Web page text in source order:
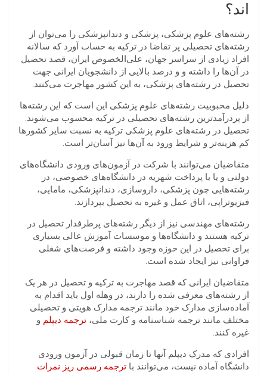
اند؟
رشته‌های علوم پزشکی، پزشکی و دندانپزشکی را می‌توان از
رشتههای تحصیلی پر تقاضا در ترکیه به حساب آورد که سالانه
افراد زیادی از سراسر جهان، علی‌الخصوص ایران، قصد تحصیل
در آن‌ها را داشته و و درصد بالایی از دانشجویان ایرانی جهت
تحصیل در رشته‌های پزشکی، به این کشور مهاجرت می‌کنند.
دلیل محبوبیت رشته‌های علوم پزشکی این است که این رشته‌ها
از پردرآمدترین رشتههای تحصیلی در ترکیه محسوب می‌شوند.
تحصیل در رشته‌های علوم پزشکی ترکیه به نسبت سایر کشورها
کم هزینه‌تر و شرایط ورود به آن‌ها نیز آسان‌تر است.
متقاضیان می‌توانند با شرکت در آزمون‌های ورودی دانشگاه‌های
دولتی و یا با پرداخت شهریه در دانشگاه‌های خصوصی، در
رشته‌هایی چون پزشکی، داروسازی، دندانپزشکی، مامایی،
فیزیوتراپی، اتاق عمل و غیره به تحصیل بپردازند.
رشته‌های مهندسی نیز از دیگر رشته‌های پرطرفدار تحصیل در
ترکیه هستند و دانشگاه‌ها و موسسات آموزش عالی بسیاری
برای تحصیل در این حوزه وجود داشته و فرصت‌های شغلی
فراوانی نیز ایجاد شده است.
متقاضیان ایرانی که قصد مهاجرت به ترکیه و تحصیل در هر یک
از رشته‌های معرفی شده را دارند، در وهله اول باید اقدام به
آماده‌سازی مدارک خود مانند ترجمه مدارک هویتی و تحصیلی
مختلف مانند ترجمه شناسنامه و کارت ملی، ترجمه دیپلم ‌و
غیره کنند.
افرادی که مدرک دیپلم آنها تا زمان قبولی در آزمون ورودی
دانشگاه آماده نیست، می‌توانند با ترجمه رسمی ریز نمرات